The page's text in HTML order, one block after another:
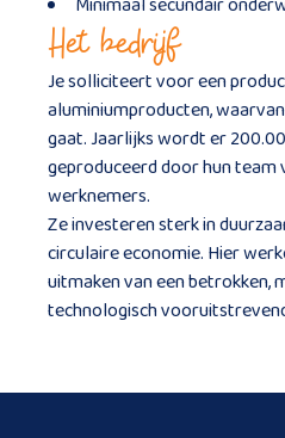
Het bedrijf
Je solliciteert voor een
aluminiumproducten,
gaat. Jaarlijks wordt er
geproduceerd door hun team
werknemers.
Ze investeren sterk in
circulaire economie. Hier
uitmaken van een betrokken,
technologisch